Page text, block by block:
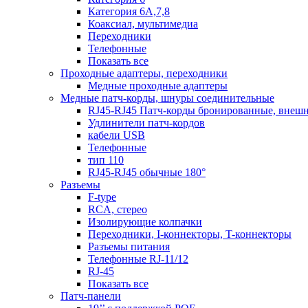
Категория 6А,7,8
Коаксиал, мультимедиа
Переходники
Телефонные
Показать все
Проходные адаптеры, переходники
Медные проходные адаптеры
Медные патч-корды, шнуры соединительные
RJ45-RJ45 Патч-корды бронированные,
Удлинители патч-кордов
кабели USB
Телефонные
тип 110
RJ45-RJ45 обычные 180°
Разъемы
F-type
RCA, стерео
Изолирующие колпачки
Переходники, I-коннекторы, T-коннекторы
Разъемы питания
Телефонные RJ-11/12
RJ-45
Показать все
Патч-панели